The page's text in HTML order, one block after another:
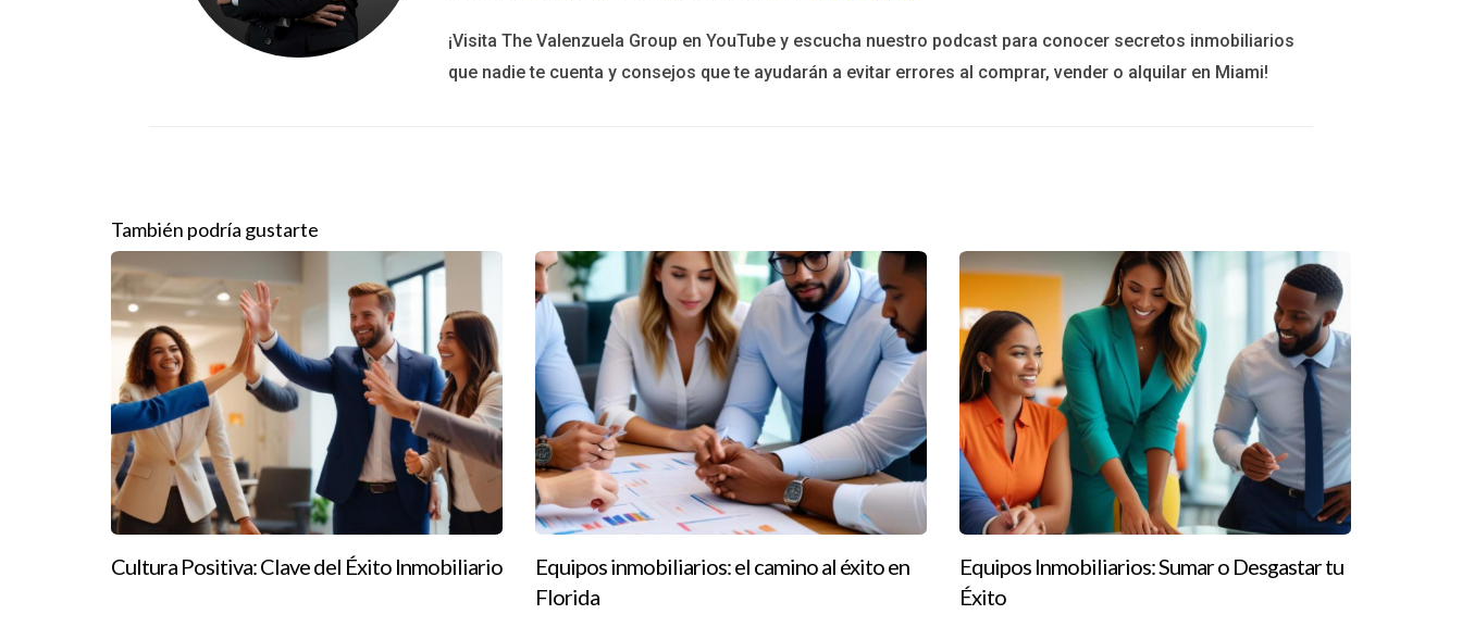
Caso de estudio: La experiencia de Laura
Laura llegó al mundo inmobiliario con una gran energía pero poco conocimiento sobre cómo manejar las relaciones con los clientes. A través del coaching personal con
Conclusión
El éxito en el sector inmobiliario va más allá de las cifras; se trata del impacto que tenemos en las vidas de las personas con las que trabajamos. El liderazgo humano es
fundamental para crear conexiones significativas y duraderas que beneficien tanto al agente como al cliente. Las historias inspiradoras de María, Juan y Laura son
ejemplos claros de cómo un enfoque centrado en las personas puede transformar carreras y vidas enteras. Si estás buscando llevar tu carrera inmobiliaria al
siguiente nivel o necesitas orientación sobre cómo establecer relaciones más profundas con tus clientes, no dudes en contactar a Ignacio Valenzuela. Su experiencia
y enfoque humano te ayudarán a alcanzar tus metas profesionales mientras construyes conexiones auténticas.
Preguntas Frecuentes
¿Qué es el liderazgo humano?
¿Cómo puede afectar el liderazgo humano mi carrera como agente inmobiliario?
¡Visita The Valenzuela Group en YouTube y escucha nuestro podcast para conocer secretos inmobiliarios
que nadie te cuenta y consejos que te ayudarán a evitar errores al comprar, vender o alquilar en Miami!
También podría gustarte
Cultura Positiva: Clave del Éxito Inmobiliario
Equipos inmobiliarios: el camino al éxito en
Florida
Equipos Inmobiliarios: Sumar o Desgastar tu
Éxito